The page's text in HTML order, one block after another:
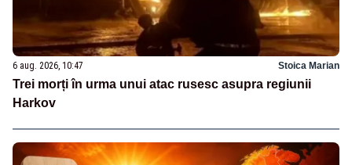
6 aug. 2026, 10:47 Stoica Marian
Trei morți în urma unui atac rusesc asupra regiunii
Harkov